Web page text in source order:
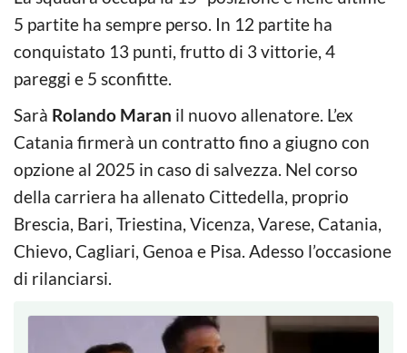
5 partite ha sempre perso. In 12 partite ha
conquistato 13 punti, frutto di 3 vittorie, 4
pareggi e 5 sconfitte.
Sarà Rolando Maran il nuovo allenatore. L’ex
Catania firmerà un contratto fino a giugno con
opzione al 2025 in caso di salvezza. Nel corso
della carriera ha allenato Cittedella, proprio
Brescia, Bari, Triestina, Vicenza, Varese, Catania,
Chievo, Cagliari, Genoa e Pisa. Adesso l’occasione
di rilanciarsi.